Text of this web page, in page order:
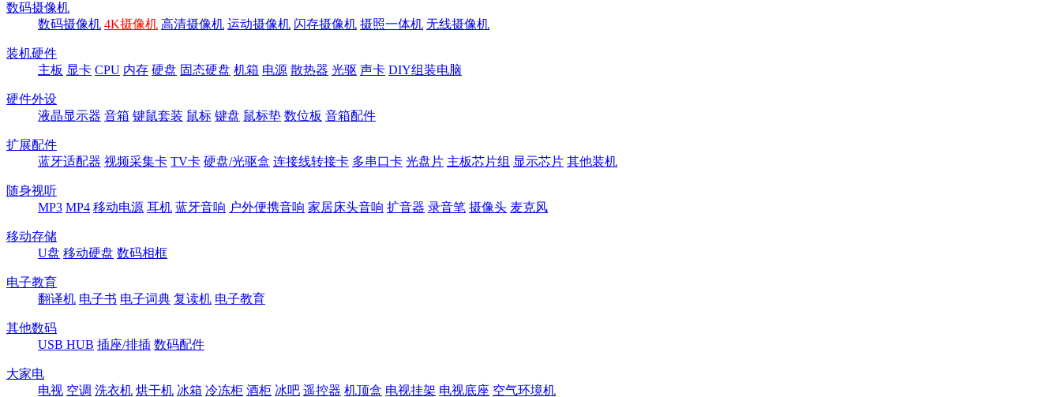
数码摄像机
数码摄像机 4K摄像机 高清摄像机 运动摄像机 闪存摄像机 摄照一体机 无线摄像机
装机硬件
主板 显卡 CPU 内存 硬盘 固态硬盘 机箱 电源 散热器 光驱 声卡 DIY组装电脑
硬件外设
液晶显示器 音箱 键鼠套装 鼠标 键盘 鼠标垫 数位板 音箱配件
扩展配件
蓝牙适配器 视频采集卡 TV卡 硬盘/光驱盒 连接线转接卡 多串口卡 光盘片 主板芯片组 显示芯片 其他装机
随身视听
MP3 MP4 移动电源 耳机 蓝牙音响 户外便携音响 家居床头音响 扩音器 录音笔 摄像头 麦克风
移动存储
U盘 移动硬盘 数码相框
电子教育
翻译机 电子书 电子词典 复读机 电子教育
其他数码
USB HUB 插座/排插 数码配件
大家电
电视 空调 洗衣机 烘干机 冰箱 冷冻柜 酒柜 冰吧 遥控器 机顶盒 电视挂架 电视底座 空气环境机